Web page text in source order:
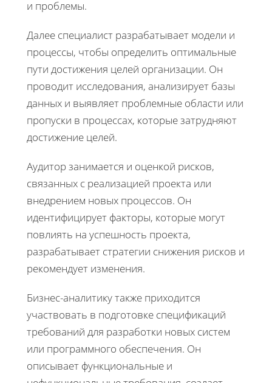
и проблемы.
Далее специалист разрабатывает модели и
процессы, чтобы определить оптимальные
пути достижения целей организации. Он
проводит исследования, анализирует базы
данных и выявляет проблемные области или
пропуски в процессах, которые затрудняют
достижение целей.
Аудитор занимается и оценкой рисков,
связанных с реализацией проекта или
внедрением новых процессов. Он
идентифицирует факторы, которые могут
повлиять на успешность проекта,
разрабатывает стратегии снижения рисков и
рекомендует изменения.
Бизнес-аналитику также приходится
участвовать в подготовке спецификаций
требований для разработки новых систем
или программного обеспечения. Он
описывает функциональные и